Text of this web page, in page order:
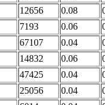
12656 0.08
7193 0.06
67107 0.04
14832 0.06
47425 0.04
25056 0.04